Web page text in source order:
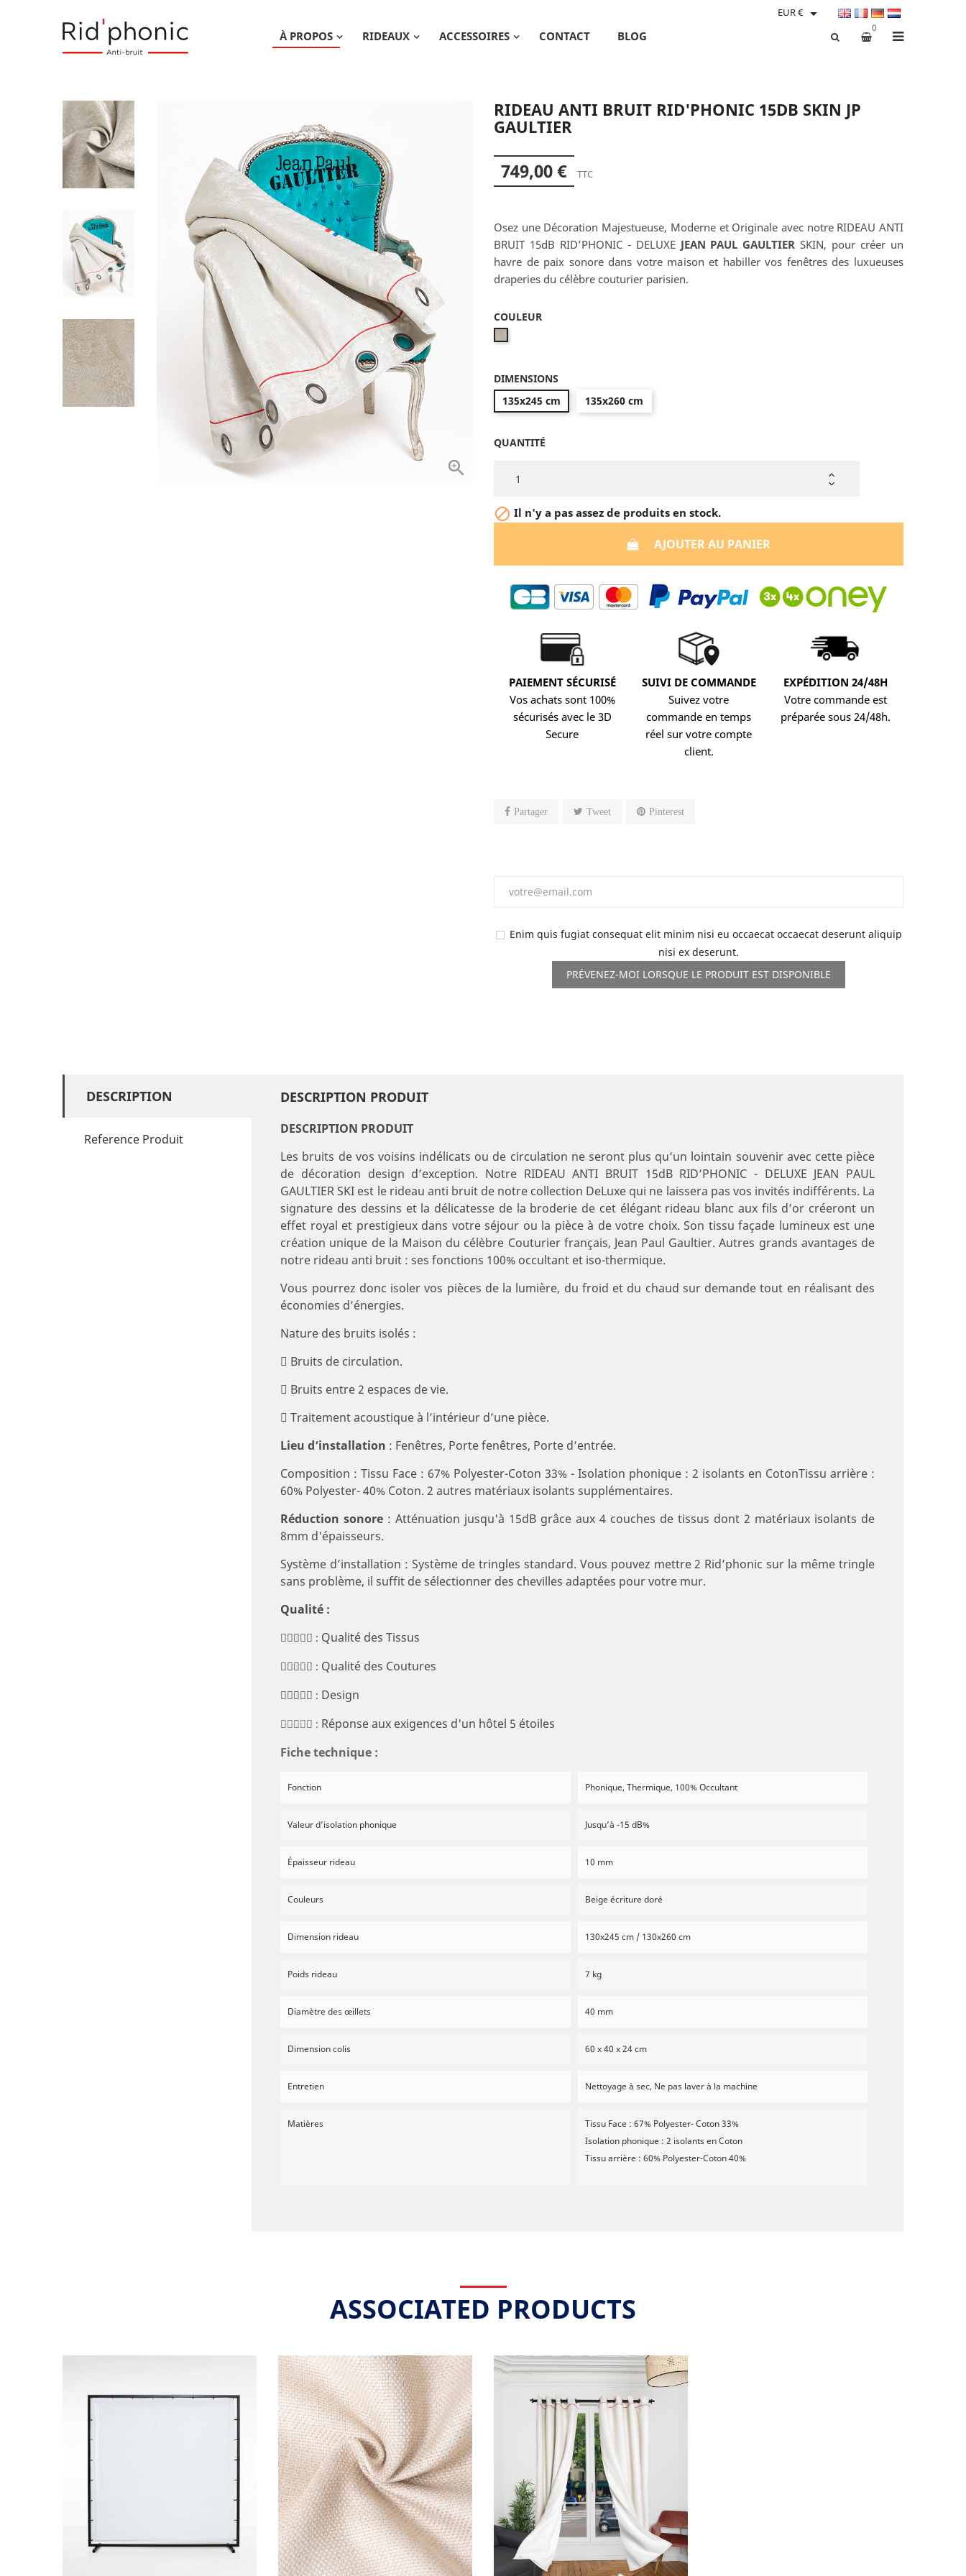
À PROPOS RIDEAUX ACCESSOIRES CONTACT BLOG
0
EUR € 

RIDEAU ANTI BRUIT RID'PHONIC 15DB SKIN JP
GAULTIER
749,00 € TTC
Osez une Décoration Majestueuse, Moderne et Originale avec notre RIDEAU ANTI
BRUIT 15dB RID’PHONIC - DELUXE JEAN PAUL GAULTIER SKIN, pour créer un
havre de paix sonore dans votre maison et habiller vos fenêtres des luxueuses
draperies du célèbre couturier parisien.
COULEUR
Beige
DIMENSIONS
135x245 cm
135x260 cm
QUANTITÉ
 Il n'y a pas assez de produits en stock.
AJOUTER AU PANIER
PAIEMENT SÉCURISÉ
Vos achats sont 100%
sécurisés avec le 3D
Secure
SUIVI DE COMMANDE
Suivez votre
commande en temps
réel sur votre compte
client.
EXPÉDITION 24/48H
Votre commande est
préparée sous 24/48h.
Partager Tweet Pinterest
Enim quis fugiat consequat elit minim nisi eu occaecat occaecat deserunt aliquip
nisi ex deserunt.
PRÉVENEZ-MOI LORSQUE LE PRODUIT EST DISPONIBLE
DESCRIPTION
Reference Produit
DESCRIPTION PRODUIT
DESCRIPTION PRODUIT
Les bruits de vos voisins indélicats ou de circulation ne seront plus qu’un lointain souvenir avec cette pièce
de décoration design d’exception. Notre RIDEAU ANTI BRUIT 15dB RID’PHONIC - DELUXE JEAN PAUL
GAULTIER SKI est le rideau anti bruit de notre collection DeLuxe qui ne laissera pas vos invités indifférents. La
signature des dessins et la délicatesse de la broderie de cet élégant rideau blanc aux fils d’or créeront un
effet royal et prestigieux dans votre séjour ou la pièce à de votre choix. Son tissu façade lumineux est une
création unique de la Maison du célèbre Couturier français, Jean Paul Gaultier. Autres grands avantages de
notre rideau anti bruit : ses fonctions 100% occultant et iso-thermique.
Vous pourrez donc isoler vos pièces de la lumière, du froid et du chaud sur demande tout en réalisant des
économies d’énergies.
Nature des bruits isolés :
 Bruits de circulation.
 Bruits entre 2 espaces de vie.
 Traitement acoustique à l’intérieur d’une pièce.
Lieu d’installation : Fenêtres, Porte fenêtres, Porte d’entrée.
Composition : Tissu Face : 67% Polyester-Coton 33% - Isolation phonique : 2 isolants en CotonTissu arrière :
60% Polyester- 40% Coton. 2 autres matériaux isolants supplémentaires.
Réduction sonore : Atténuation jusqu'à 15dB grâce aux 4 couches de tissus dont 2 matériaux isolants de
8mm d'épaisseurs.
Système d’installation : Système de tringles standard. Vous pouvez mettre 2 Rid’phonic sur la même tringle
sans problème, il suffit de sélectionner des chevilles adaptées pour votre mur.
Qualité :
 : Qualité des Tissus
 : Qualité des Coutures
 : Design
 : Réponse aux exigences d'un hôtel 5 étoiles
Fiche technique :
Fonction Phonique, Thermique, 100% Occultant
Valeur d’isolation phonique Jusqu’à -15 dB%
Épaisseur rideau 10 mm
Couleurs Beige écriture doré
Dimension rideau 130x245 cm / 130x260 cm
Poids rideau 7 kg
Diamètre des œillets 40 mm
Dimension colis 60 x 40 x 24 cm
Entretien Nettoyage à sec, Ne pas laver à la machine
Matières
Tissu Face : 67% Polyester- Coton 33%
Isolation phonique : 2 isolants en Coton
Tissu arrière : 60% Polyester-Coton 40%
ASSOCIATED PRODUCTS